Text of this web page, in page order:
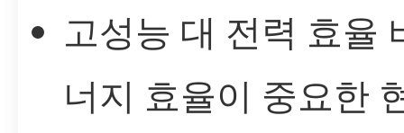
고성능 대 전력 효율
너지 효율이 중요한